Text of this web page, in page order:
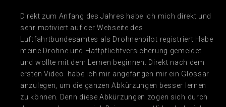
Direkt zum Anfang des Jahres habe ich mich direkt und
sehr motiviert auf der Webseite des
Luftfahrtbundesamtes als Drohnenpilot registriert Habe
meine Drohne und Haftpflichtversicherung gemeldet
und wollte mit dem Lernen beginnen. Direkt nach dem
ersten Video habe ich mir angefangen mir ein Glossar
anzulegen, um die ganzen Abkürzungen besser lernen
zu können. Denn diese Abkürzungen zogen sich durch